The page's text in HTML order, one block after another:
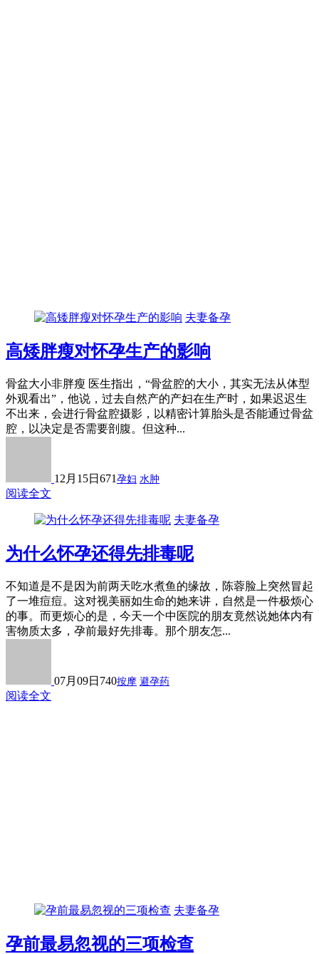
夫妻备孕
高矮胖瘦对怀孕生产的影响
骨盆大小非胖瘦 医生指出，“骨盆腔的大小，其实无法从体型
外观看出”，他说，过去自然产的产妇在生产时，如果迟迟生
不出来，会进行骨盆腔摄影，以精密计算胎头是否能通过骨盆
腔，以决定是否需要剖腹。但这种...
12月15日 671 孕妇 水肿
阅读全文
夫妻备孕
为什么怀孕还得先排毒呢
不知道是不是因为前两天吃水煮鱼的缘故，陈蓉脸上突然冒起
了一堆痘痘。这对视美丽如生命的她来讲，自然是一件极烦心
的事。而更烦心的是，今天一个中医院的朋友竟然说她体内有
害物质太多，孕前最好先排毒。那个朋友怎...
07月09日 740按摩 避孕药
阅读全文
夫妻备孕
孕前最易忽视的三项检查